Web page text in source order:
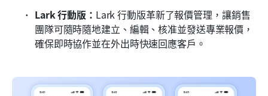
Lark 行動版： Lark 行動版革新了報價管理，讓銷售
團隊可隨時隨地建立、編輯、核准並發送專業報價，
確保即時協作並在外出時快速回應客戶。